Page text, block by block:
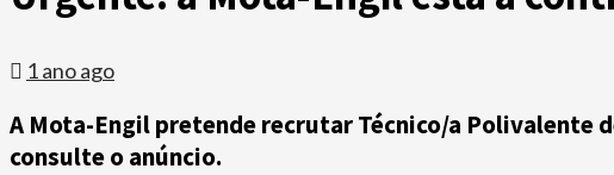
1 ano ago
A Mota-Engil pretende recrutar Técnico/a Polivalente
consulte o anúncio.